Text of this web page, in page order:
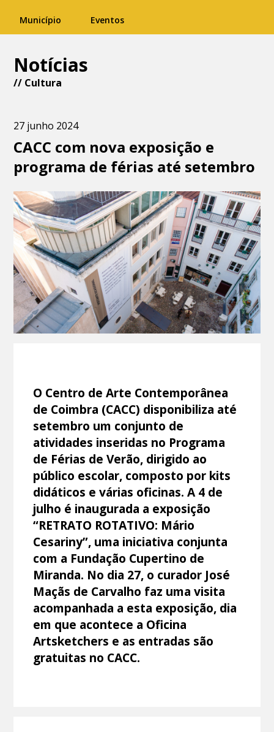
Município Eventos
Notícias
// Cultura
27 junho 2024
CACC com nova exposição e
programa de férias até setembro
O Centro de Arte Contemporânea
de Coimbra (CACC) disponibiliza até
setembro um conjunto de
atividades inseridas no Programa
de Férias de Verão, dirigido ao
público escolar, composto por kits
didáticos e várias oficinas. A 4 de
julho é inaugurada a exposição
“RETRATO ROTATIVO: Mário
Cesariny”, uma iniciativa conjunta
com a Fundação Cupertino de
Miranda. No dia 27, o curador José
Maçãs de Carvalho faz uma visita
acompanhada a esta exposição, dia
em que acontece a Oficina
Artsketchers e as entradas são
gratuitas no CACC.